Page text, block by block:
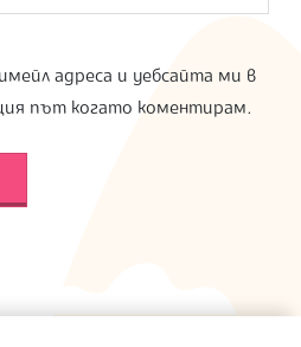
адреса и уебсайта ми в
път когато коментирам.